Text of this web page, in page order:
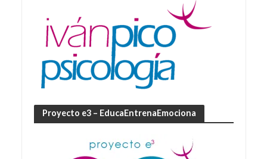
Proyecto e3 – EducaEntrenaEmociona